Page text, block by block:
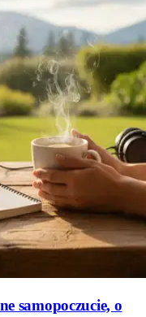
samopoczucie, o